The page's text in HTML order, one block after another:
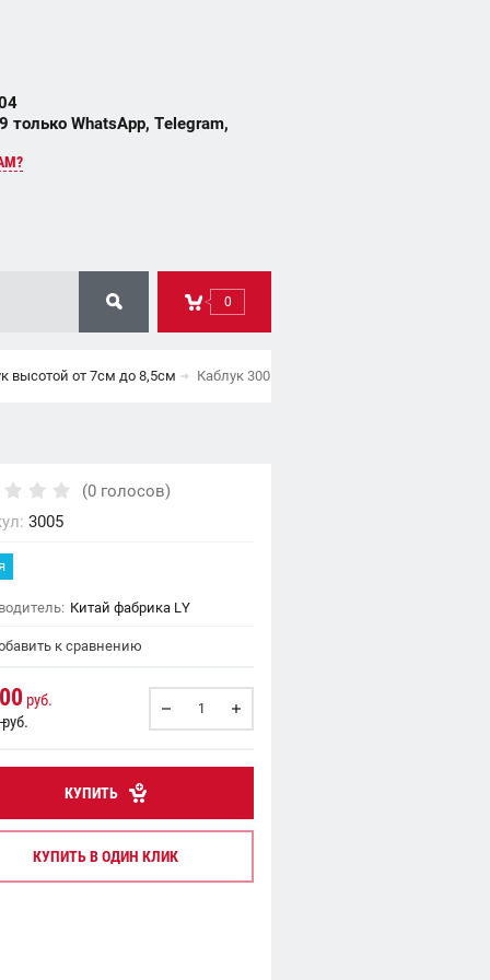
только WhatsApp, Telegram,
0
высотой от 7см до 8,5см Каблук 3005 высота каблука 8,5см пара
(0 голосов)
3005
Китай фабрика LY
к сравнению
руб.
руб.
КУПИТЬ
КУПИТЬ В ОДИН КЛИК